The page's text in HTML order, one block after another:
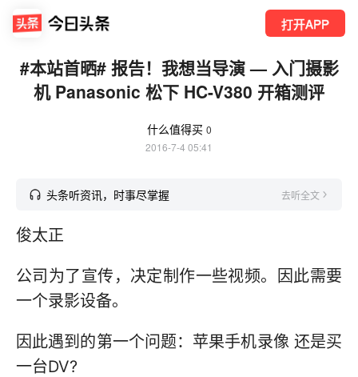
打开APP
#本站首晒# 报告！我想当导演 — 入门摄影
机 Panasonic 松下 HC-V380 开箱测评
什么值得买 0
2016-7-4 05:41
头条听资讯，时事尽掌握 去听全文
俊太正
公司为了宣传，决定制作一些视频。因此需要
一个录影设备。
因此遇到的第一个问题：苹果手机录像 还是买
一台DV?